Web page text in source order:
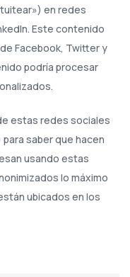
en redes
Este contenido
Facebook, Twitter y
podría procesar
estas redes sociales
saber que hacen
usando estas
lo máximo
ubicados en los